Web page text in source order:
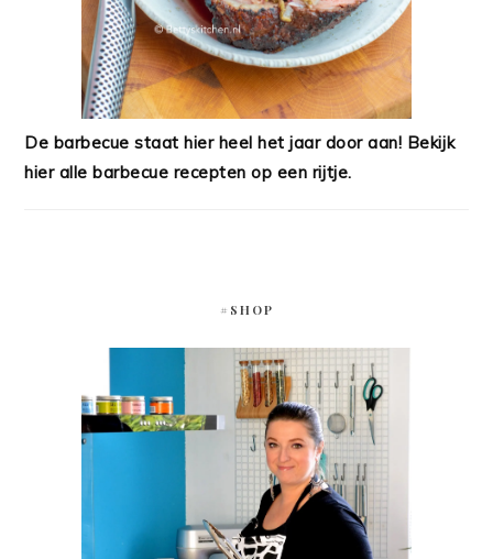
De barbecue staat hier heel het jaar door aan! Bekijk
hier alle barbecue recepten op een rijtje.
#SHOP